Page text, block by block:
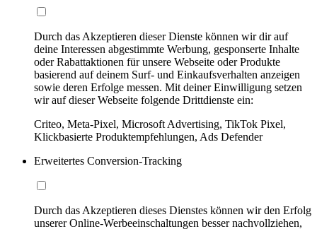
Durch das Akzeptieren dieser Dienste können wir dir auf
deine Interessen abgestimmte Werbung, gesponserte Inhalte
oder Rabattaktionen für unsere Webseite oder Produkte
basierend auf deinem Surf- und Einkaufsverhalten anzeigen
sowie deren Erfolge messen. Mit deiner Einwilligung setzen
wir auf dieser Webseite folgende Drittdienste ein:
Criteo, Meta-Pixel, Microsoft Advertising, TikTok Pixel,
Klickbasierte Produktempfehlungen, Ads Defender
Erweitertes Conversion-Tracking
Durch das Akzeptieren dieses Dienstes können wir den Erfolg
unserer Online-Werbeeinschaltungen besser nachvollziehen,